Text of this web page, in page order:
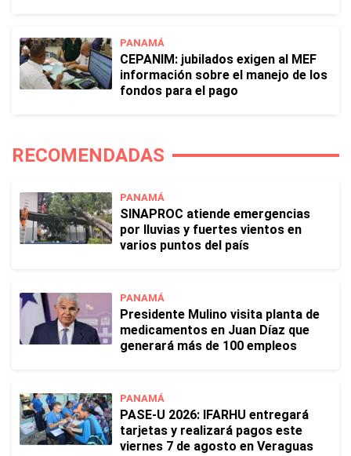
PANAMÁ
CEPANIM: jubilados exigen al MEF
información sobre el manejo de los
fondos para el pago
RECOMENDADAS
PANAMÁ
SINAPROC atiende emergencias
por lluvias y fuertes vientos en
varios puntos del país
PANAMÁ
Presidente Mulino visita planta de
medicamentos en Juan Díaz que
generará más de 100 empleos
PANAMÁ
PASE-U 2026: IFARHU entregará
tarjetas y realizará pagos este
viernes 7 de agosto en Veraguas